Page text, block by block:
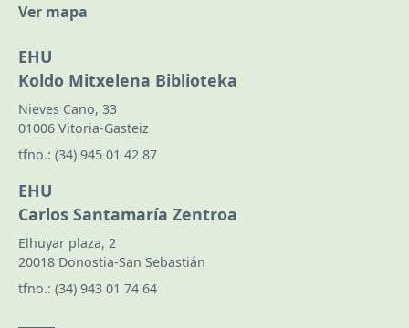
Ver mapa
EHU
Koldo Mitxelena Biblioteka
Nieves Cano, 33
01006 Vitoria-Gasteiz
tfno.: (34) 945 01 42 87
EHU
Carlos Santamaría Zentroa
Elhuyar plaza, 2
20018 Donostia-San Sebastián
tfno.: (34) 943 01 74 64